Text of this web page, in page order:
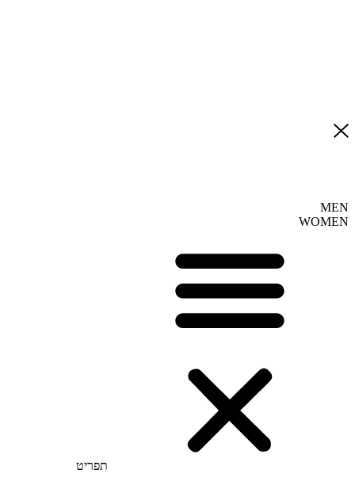
MEN
WOMEN
תפריט